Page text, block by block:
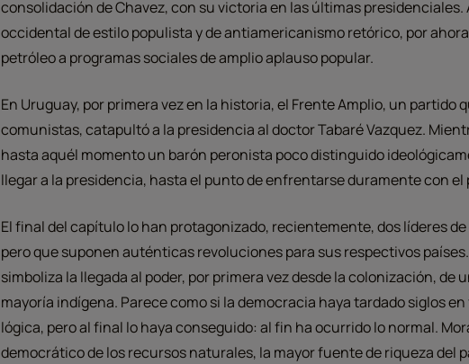
consolidación de Chavez, con su victoria en las últimas presidenciales.
occidental de estilo populista y de antiamericanismo retórico, por
petróleo a programas sociales de amplio aplauso popular.
En Uruguay, por primera vez en la historia, el Frente Amplio, un partido
comunistas, catapultó a la presidencia al doctor Tabaré Vazquez.
hasta aquél momento un barón peronista poco distinguido
llegar a la presidencia, hasta el punto de enfrentarse duramente con el
El final del capítulo lo han protagonizado, recientemente, dos líderes
pero que suponen auténticas revoluciones para sus respectivos países.
simboliza la llegada al poder, por primera vez desde la colonización, de
mayoría indígena. Parece como si la democracia haya tardado siglos
lógica, pero al final lo haya conseguido: al fin ha ocurrido lo normal.
democrático de los recursos naturales, la mayor fuente de riqueza del